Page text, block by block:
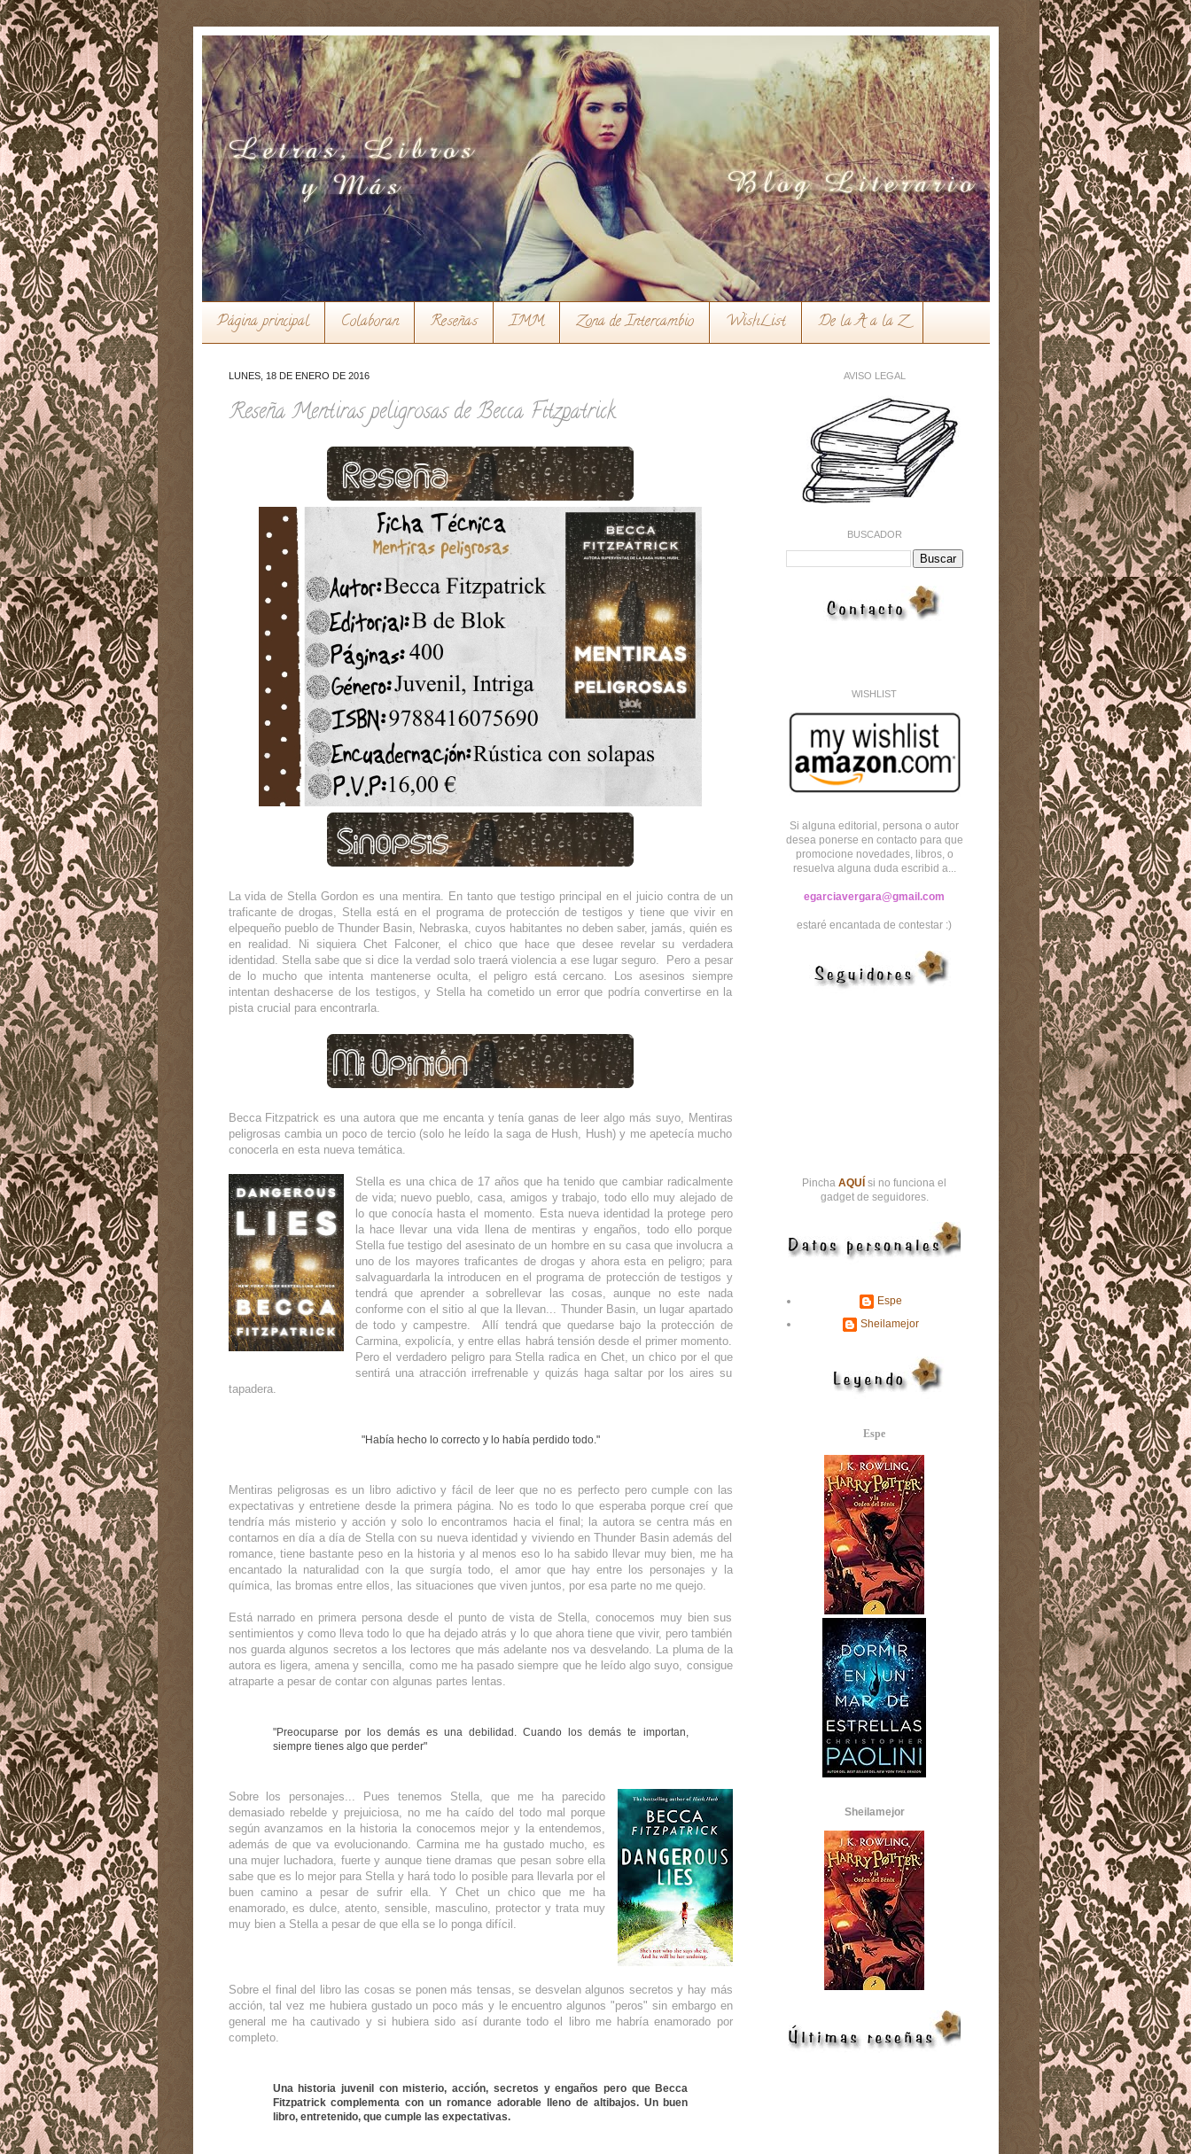
Página principal Colaboran Reseñas IMM Zona de Intercambio WishList De la A a la Z
LUNES, 18 DE ENERO DE 2016
Reseña Mentiras peligrosas de Becca Fitzpatrick
La vida de Stella Gordon es una mentira. En tanto que testigo principal en el juicio contra de un
traficante de drogas, Stella está en el programa de protección de testigos y tiene que vivir en
elpequeño pueblo de Thunder Basin, Nebraska, cuyos habitantes no deben saber, jamás, quién es
en realidad. Ni siquiera Chet Falconer, el chico que hace que desee revelar su verdadera
identidad. Stella sabe que si dice la verdad solo traerá violencia a ese lugar seguro. Pero a pesar
de lo mucho que intenta mantenerse oculta, el peligro está cercano. Los asesinos siempre
intentan deshacerse de los testigos, y Stella ha cometido un error que podría convertirse en la
pista crucial para encontrarla.
Becca Fitzpatrick es una autora que me encanta y tenía ganas de leer algo más suyo, Mentiras
peligrosas cambia un poco de tercio (solo he leído la saga de Hush, Hush) y me apetecía mucho
conocerla en esta nueva temática.
Stella es una chica de 17 años que ha tenido que cambiar radicalmente
de vida; nuevo pueblo, casa, amigos y trabajo, todo ello muy alejado de
lo que conocía hasta el momento. Esta nueva identidad la protege pero
la hace llevar una vida llena de mentiras y engaños, todo ello porque
Stella fue testigo del asesinato de un hombre en su casa que involucra a
uno de los mayores traficantes de drogas y ahora esta en peligro; para
salvaguardarla la introducen en el programa de protección de testigos y
tendrá que aprender a sobrellevar las cosas, aunque no este nada
conforme con el sitio al que la llevan... Thunder Basin, un lugar apartado
de todo y campestre. Allí tendrá que quedarse bajo la protección de
Carmina, expolicía, y entre ellas habrá tensión desde el primer momento.
Pero el verdadero peligro para Stella radica en Chet, un chico por el que
sentirá una atracción irrefrenable y quizás haga saltar por los aires su
tapadera.
"Había hecho lo correcto y lo había perdido todo."
Mentiras peligrosas es un libro adictivo y fácil de leer que no es perfecto pero cumple con las
expectativas y entretiene desde la primera página. No es todo lo que esperaba porque creí que
tendría más misterio y acción y solo lo encontramos hacia el final; la autora se centra más en
contarnos en día a día de Stella con su nueva identidad y viviendo en Thunder Basin además del
romance, tiene bastante peso en la historia y al menos eso lo ha sabido llevar muy bien, me ha
encantado la naturalidad con la que surgía todo, el amor que hay entre los personajes y la
química, las bromas entre ellos, las situaciones que viven juntos, por esa parte no me quejo.
Está narrado en primera persona desde el punto de vista de Stella, conocemos muy bien sus
sentimientos y como lleva todo lo que ha dejado atrás y lo que ahora tiene que vivir, pero también
nos guarda algunos secretos a los lectores que más adelante nos va desvelando. La pluma de la
autora es ligera, amena y sencilla, como me ha pasado siempre que he leído algo suyo, consigue
atraparte a pesar de contar con algunas partes lentas.
"Preocuparse por los demás es una debilidad. Cuando los demás te importan,
siempre tienes algo que perder"
Sobre los personajes... Pues tenemos Stella, que me ha parecido
demasiado rebelde y prejuiciosa, no me ha caído del todo mal porque
según avanzamos en la historia la conocemos mejor y la entendemos,
además de que va evolucionando. Carmina me ha gustado mucho, es
una mujer luchadora, fuerte y aunque tiene dramas que pesan sobre ella
sabe que es lo mejor para Stella y hará todo lo posible para llevarla por el
buen camino a pesar de sufrir ella. Y Chet un chico que me ha
enamorado, es dulce, atento, sensible, masculino, protector y trata muy
muy bien a Stella a pesar de que ella se lo ponga difícil.
Sobre el final del libro las cosas se ponen más tensas, se desvelan algunos secretos y hay más
acción, tal vez me hubiera gustado un poco más y le encuentro algunos "peros" sin embargo en
general me ha cautivado y si hubiera sido así durante todo el libro me habría enamorado por
completo.
Una historia juvenil con misterio, acción, secretos y engaños pero que Becca
Fitzpatrick complementa con un romance adorable lleno de altibajos. Un buen
libro, entretenido, que cumple las expectativas.
AVISO LEGAL
BUSCADOR
WISHLIST
Si alguna editorial, persona o autor
desea ponerse en contacto para que
promocione novedades, libros, o
resuelva alguna duda escribid a...
egarciavergara@gmail.com
estaré encantada de contestar :)
Pincha AQUÍ si no funciona el
gadget de seguidores.
Espe
Sheilamejor
Espe
Sheilamejor